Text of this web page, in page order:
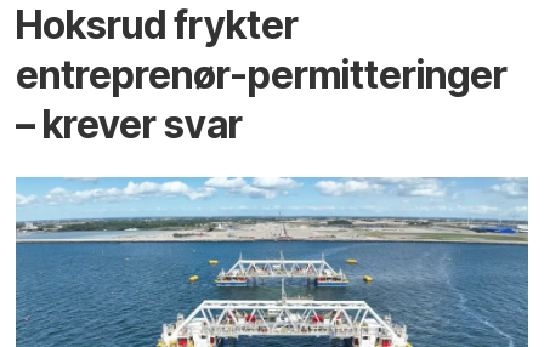
Hoksrud frykter
entreprenør-permitteringer
– krever svar